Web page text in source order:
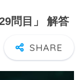
問目」 解答